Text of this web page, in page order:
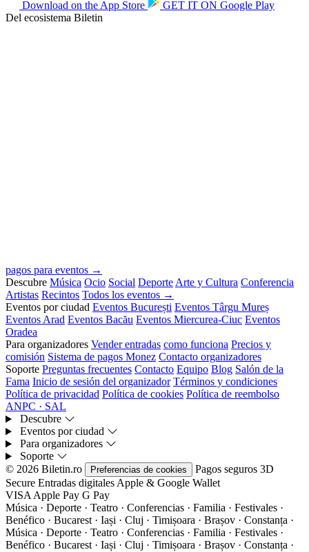
Download on theApp Store GET IT ON Google Play
Del ecosistema Biletin
pagos para eventos →
Descubre Música Ocio Social DeporteArte y Cultura Conferencia
Artistas Recintos Todos los eventos →
Eventos por ciudad Eventos București Eventos Târgu Mureș
Eventos Arad Eventos Bacău Eventos Miercurea-Ciuc Eventos
Oradea
Para organizadores Vender entradas como funciona Precios y
comisión Sistema de pagos Monez Contacto organizadores
Soporte Preguntas frecuentes Contacto Equipo Blog Salón de la
Fama Inicio de sesión del organizador Términos y condiciones
Política de privacidad Política de cookies Política de reembolso
ANPC · SAL
Descubre
Eventos por ciudad
Para organizadores
Soporte
© 2026 Biletin.ro
Preferencias de cookies Pagos seguros 3D
Secure Entradas digitalesApple & Google Wallet
VISAApple Pay G Pay
Música · Deporte · Teatro · Conferencias · Familia · Festivales ·
Benéfico · Bucarest · Iași · Cluj · Timișoara · Brașov · Constanța ·
Música · Deporte · Teatro · Conferencias · Familia · Festivales ·
Benéfico · Bucarest · Iași · Cluj · Timișoara · Brașov · Constanța ·